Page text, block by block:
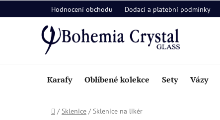
na
Hodnocení obchodu Dodací a platební podmínky
Karafy Oblíbené kolekce Sety Vázy
Domů
/ Sklenice / Sklenice na likér